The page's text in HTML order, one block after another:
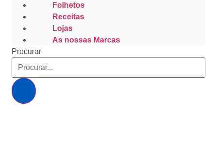
Folhetos
Receitas
Lojas
As nossas Marcas
Procurar